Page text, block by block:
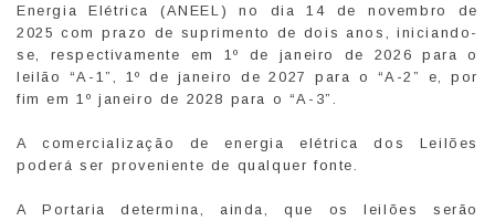
Energia Elétrica (ANEEL) no dia 14 de novembro de
2025 com prazo de suprimento de dois anos, iniciando-
se, respectivamente em 1º de janeiro de 2026 para o
leilão “A-1”, 1º de janeiro de 2027 para o “A-2” e, por
fim em 1º janeiro de 2028 para o “A-3”.
A comercialização de energia elétrica dos Leilões
poderá ser proveniente de qualquer fonte.
A Portaria determina, ainda, que os leilões serão